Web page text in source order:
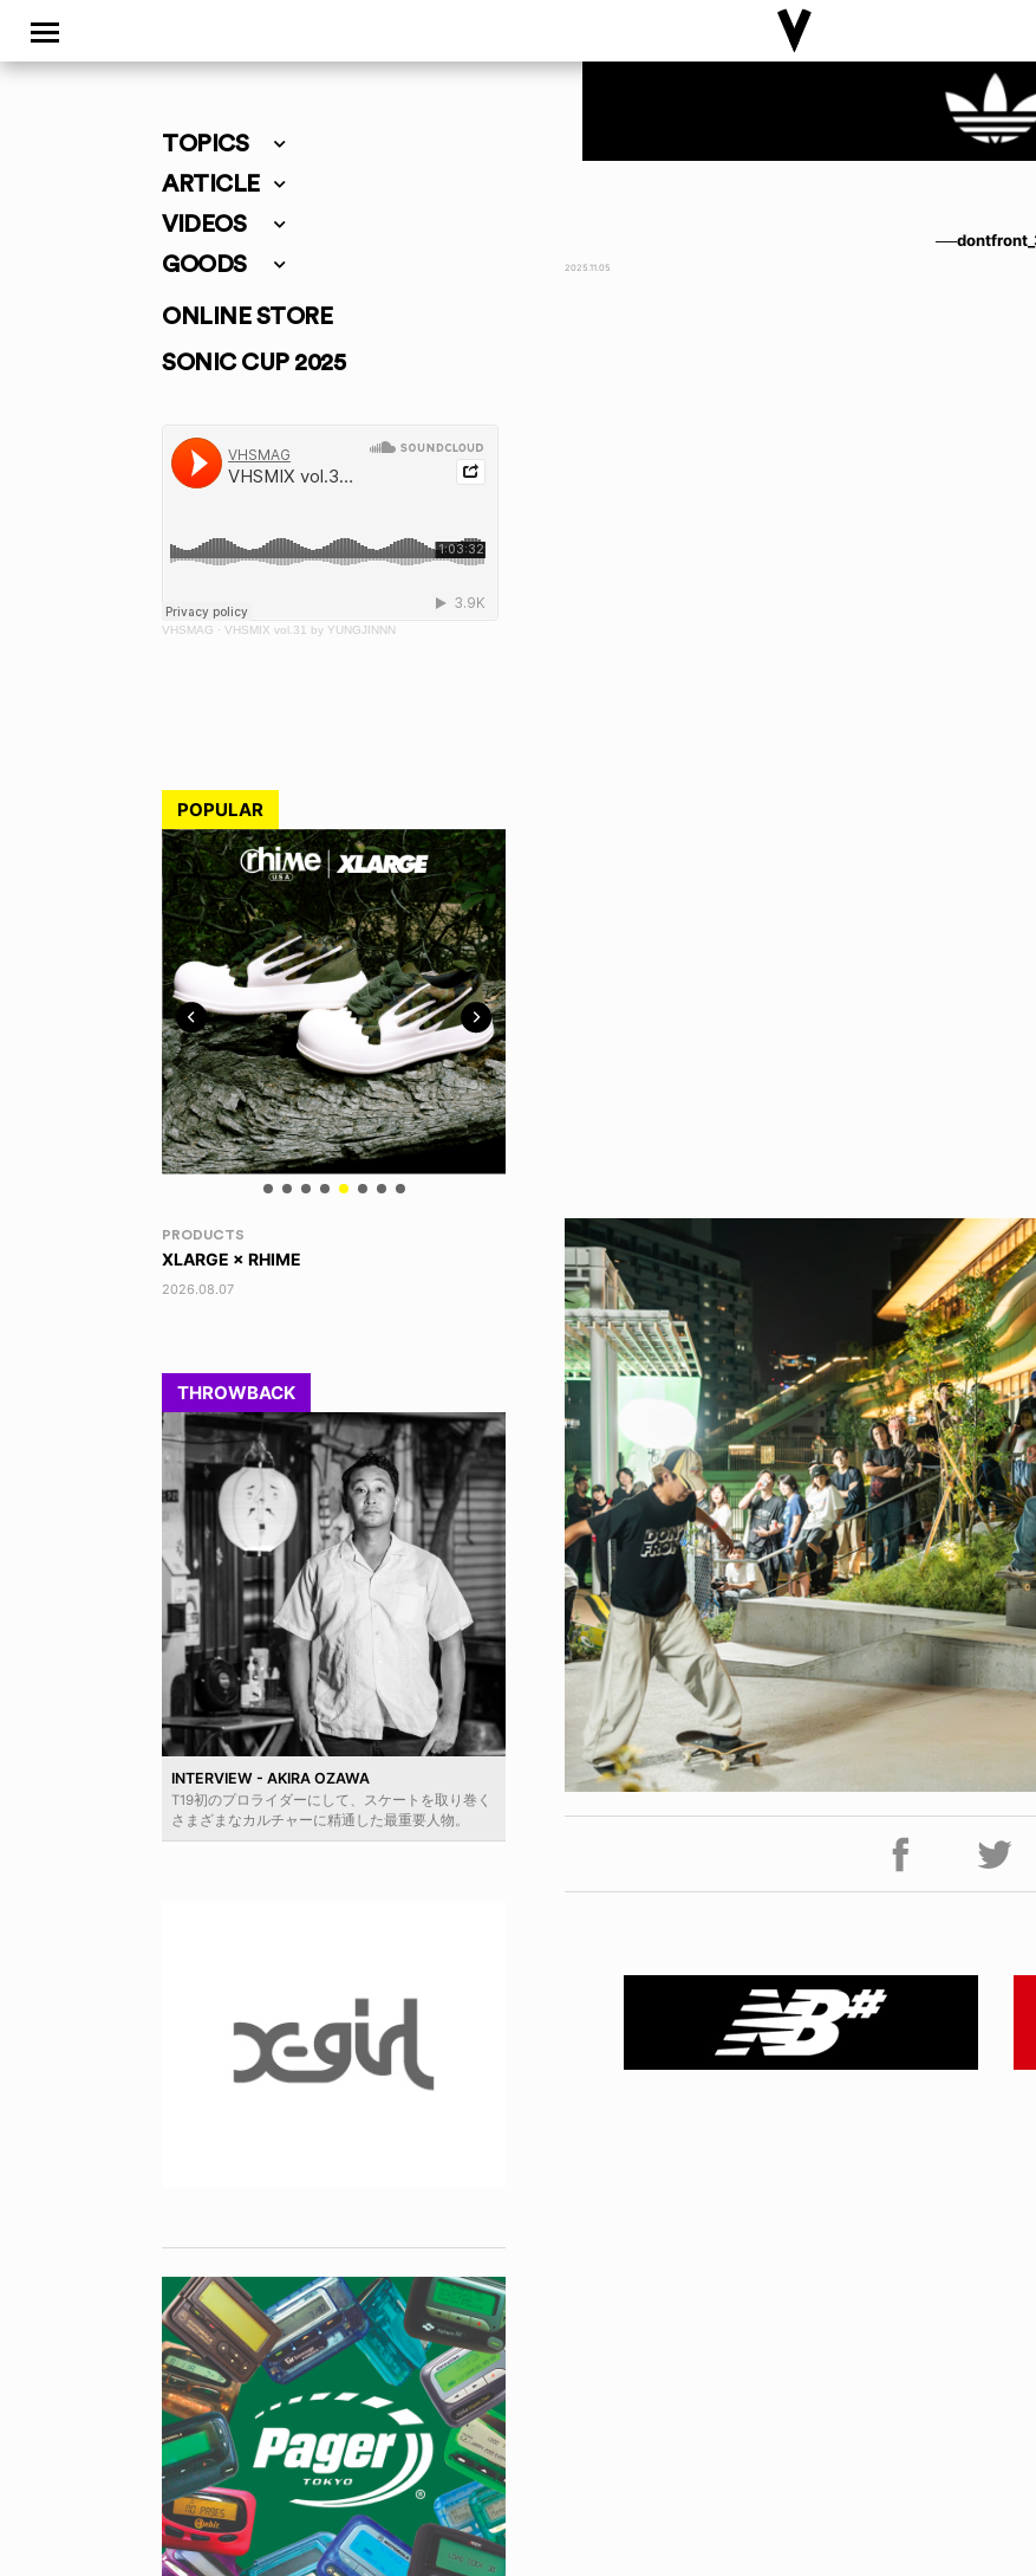
TOPICS
ARTICLE
VIDEOS
GOODS
ONLINE STORE
SONIC CUP 2025
VHSMAG · VHSMIX vol.31 by YUNGJINNN
POPULAR
VOICE OF FREEDOM
TONY ALVA (ENGLISH)
2026.08.07
RANDOM
DINOSAUR JR.
2026.08.06
VOICE OF FREEDOM
AKIRA OZAWA / 尾澤 彰
2021.09.02
THROWBACK
INTERVIEW - AKIRA OZAWA
T19初のプロライダーにして、スケートを取り巻く
さまざまなカルチャーに精通した最重要人物。
2025.11.05